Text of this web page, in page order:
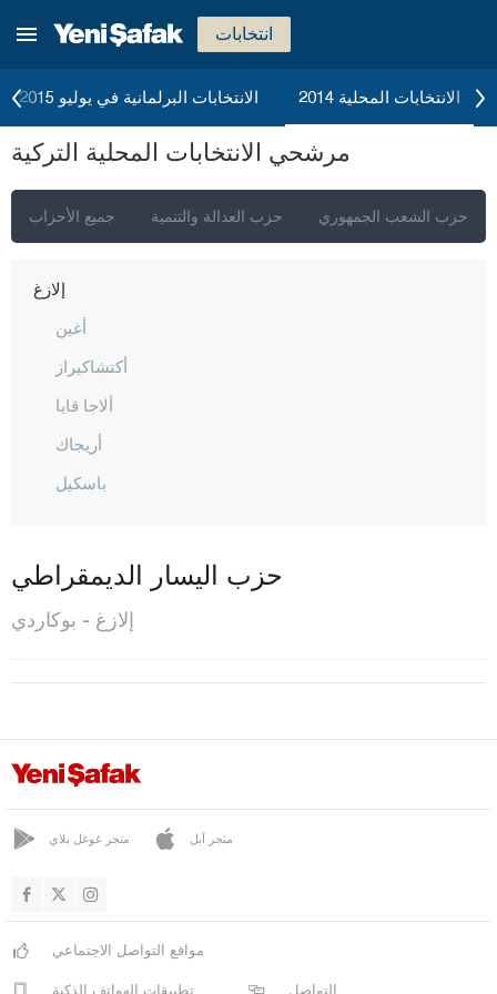
انتخابات
الانتخابات البرلمانية في يوليو 2015 الانتخابات المحلية 2014
مرشحي الانتخابات المحلية التركية
جميع الأحزاب حزب العدالة والتنمية حزب الشعب الجمهوري
شانكيري
جوروم
دينيزلي
دياربكر
أدرنة
إلازغ
أغين
أكتشاكيراز
ألاجا قايا
أريجاك
باسكيل
بوكاردي
اريملي
كيبان
معدن
مولاكيندي
صاريجان
سيفريجا
حزب اليسار الديمقراطي
إلازغ - بوكاردي
متجر غوغل بلاي متجر آبل
مواقع التواصل الاجتماعي
تطبيقات الهواتف الذكية التواصل